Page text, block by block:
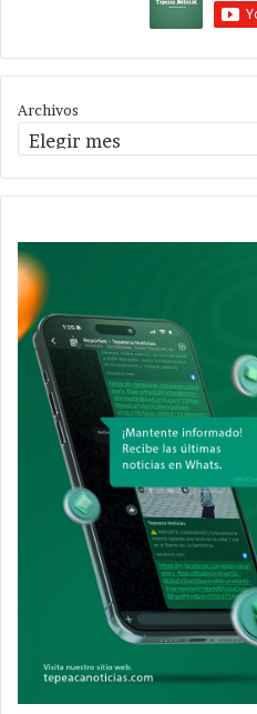
Archivos